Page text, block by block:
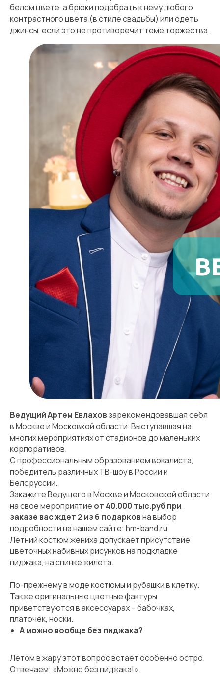
белом цвете, а брюки подобрать к нему любого
контрастного цвета (в стиле свадьбы) или одеть
джинсы, если это не противоречит теме торжества.
Ведущий Артем Евлаховзарекомендовавшая себя
в Москве и Московкой области. Выступавшая на
многих мероприятиях от стадионов до маленьких
корпоративов.
С профессиональным образованием вокалиста,
победитель различных ТВ-шоу в России и
Белоруссии.
Закажите Ведущего в Москве и Московской области
на свое мероприятие от 40.000 тыс.руб при
заказе вас ждет 2 из 6 подарковна выбор
подробности на нашем сайте: hm-band.ru
Летний костюм жениха допускает присутствие
цветочных набивных рисунков на подкладке
пиджака, на спинке жилета.
По-прежнему в моде костюмы и рубашки в клетку.
Также оригинальные цветные фактуры
приветствуются в аксессуарах – бабочках,
платочек, носки.
А можно вообще без пиджака?
Летом в жару этот вопрос встаёт особенно остро.
Отвечаем: «Можно без пиджака!».